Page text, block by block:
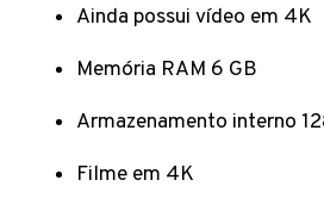
Ainda possui vídeo em 4K
Memória RAM 6 GB
Armazenamento interno
Filme em 4K